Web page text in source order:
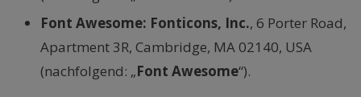
Font Awesome: Fonticons, Inc., 6 Porter Road,
Apartment 3R, Cambridge, MA 02140, USA
(nachfolgend: „Font Awesome“).